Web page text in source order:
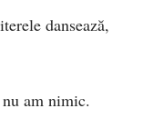
dansează,
am nimic.